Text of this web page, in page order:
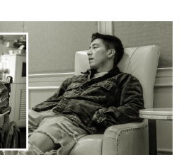
แค่นี้ โดยสาเหตุของปัญหาที่เกิดขึ้น
ได้แอบนอกใจไปกิ๊กกับ มายด์ อดีต
เก่าของมายด์จับได้ และงัดหลัก
สียงกล้องหน้ารถออกมาแฉอย่างต่อ